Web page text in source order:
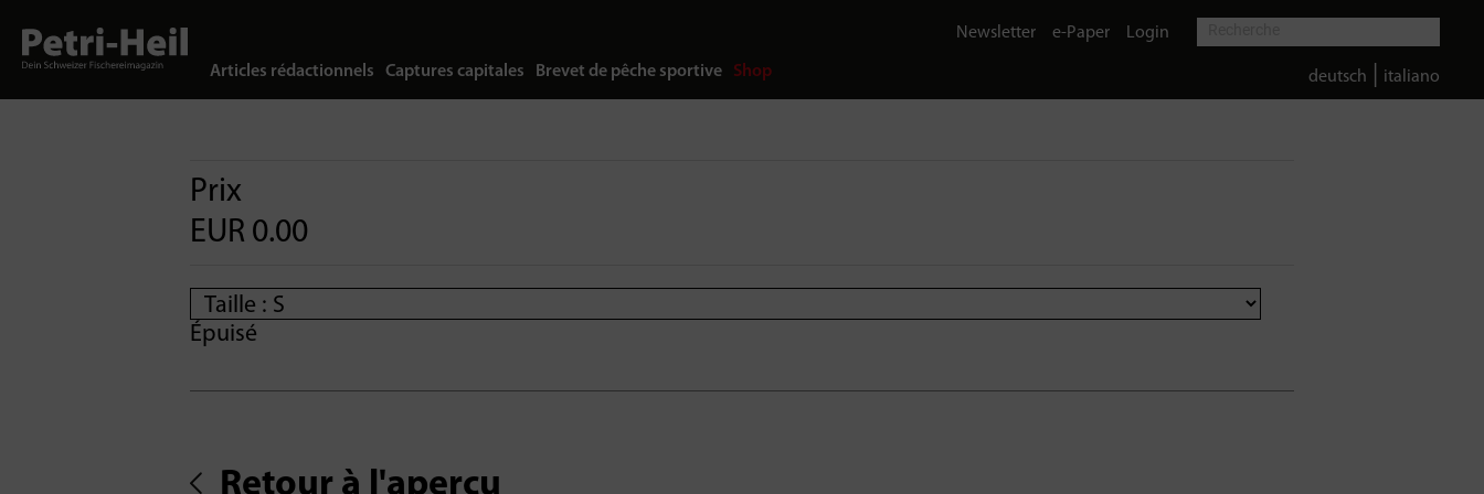
Articles rédactionnels Captures capitales Brevet de pêche sportive Shop
Newsletter e-Paper Login
deutsch italiano
Prix
EUR 0.00
Épuisé
Retour à l'aperçu